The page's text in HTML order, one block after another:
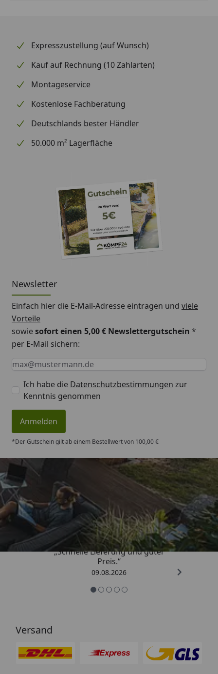
Expresszustellung (auf Wunsch)
Kauf auf Rechnung (10 Zahlarten)
Montageservice
Kostenlose Fachberatung
Deutschlands bester Händler
50.000 m² Lagerfläche
Newsletter
Einfach hier die E-Mail-Adresse eintragen und viele
Vorteile
sowiesofort einen 5,00 € Newslettergutschein *
per E-Mail sichern:
Keine Eingabe erforderlich
Eingabe erforderlich
E-Mail *
Ich habe die Datenschutzbestimmungen zur
Kenntnis genommen
Anmelden
*Der Gutschein gilt ab einem Bestellwert von 100,00 €
Trusted Shops
4,83/ 5
„Schnelle Lieferung und guter
Preis.“
09.08.2026
Versand